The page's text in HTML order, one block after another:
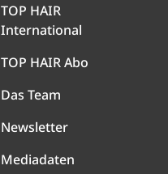
TOP HAIR
International
TOP HAIR Abo
Das Team
Newsletter
Mediadaten